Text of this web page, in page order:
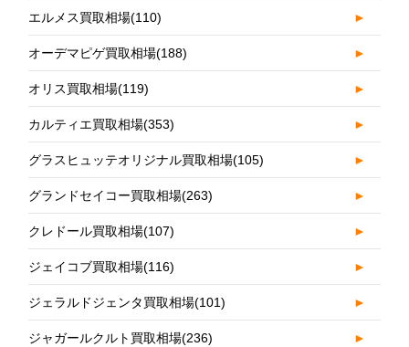
エルメス買取相場(110) ►
オーデマピゲ買取相場(188) ►
オリス買取相場(119) ►
カルティエ買取相場(353) ►
グラスヒュッテオリジナル買取相場(105) ►
グランドセイコー買取相場(263) ►
クレドール買取相場(107) ►
ジェイコブ買取相場(116) ►
ジェラルドジェンタ買取相場(101) ►
ジャガールクルト買取相場(236) ►